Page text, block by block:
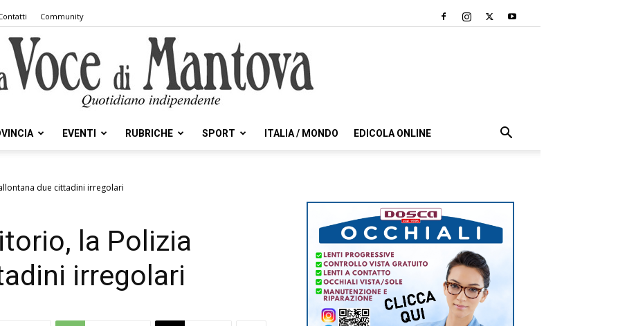
Community
Voce
EVENTI RUBRICHE SPORT ITALIA / MONDO EDICOLA ONLINE
due cittadini irregolari
la Polizia
irregolari